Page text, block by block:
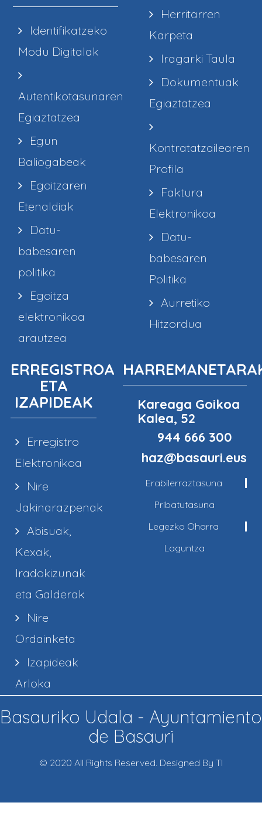
Identifikatzeko
Modu Digitalak
Autentikotasunaren
Egiaztatzea
Egun
Baliogabeak
Egoitzaren
Etenaldiak
Datu-
babesaren
politika
Egoitza
elektronikoa
arautzea
Herritarren
Karpeta
Iragarki Taula
Dokumentuak
Egiaztatzea
Kontratatzailearen
Profila
Faktura
Elektronikoa
Datu-
babesaren
Politika
Aurretiko
Hitzordua
ERREGISTROA
ETA
IZAPIDEAK
Erregistro
Elektronikoa
Nire
Jakinarazpenak
Abisuak,
Kexak,
Iradokizunak
eta Galderak
Nire
Ordainketa
Izapideak
Arloka
Kareaga Goikoa
Kalea, 52
944 666 300
haz@basauri.eus
Erabilerraztasuna
Pribatutasuna
Legezko Oharra
Laguntza
Basauriko Udala - Ayuntamiento
de Basauri
© 2020 All Rights Reserved. Designed By TI